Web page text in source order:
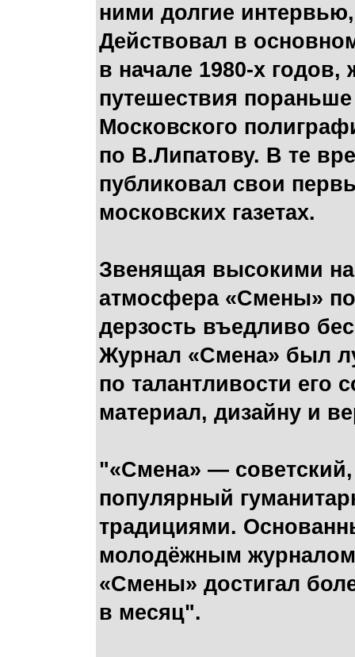
ними долгие
Действовал в
в начале 1980-х
путешествия
Московского
по В.Липатову. В те
публиковал свои
московских газетах.
Звенящая высокими
атмосфера «Смены»
дерзость въедливо
Журнал «Смена» был
по талантливости его
материал, дизайну и
"«Смена» —
популярный
традициями.
молодёжным журналом
«Смены» достигал
в месяц".